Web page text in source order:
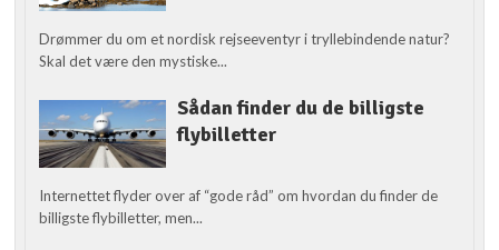
Drømmer du om et nordisk rejseeventyr i tryllebindende natur?
Skal det være den mystiske...
Sådan finder du de billigste
flybilletter
Internettet flyder over af “gode råd” om hvordan du finder de
billigste flybilletter, men...